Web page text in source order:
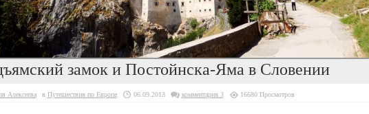
замок и Постойнска-Яма в Словении
Алексеева в Путешествия по Европе 06.09.2013 комментария 3 16680 Просмотров